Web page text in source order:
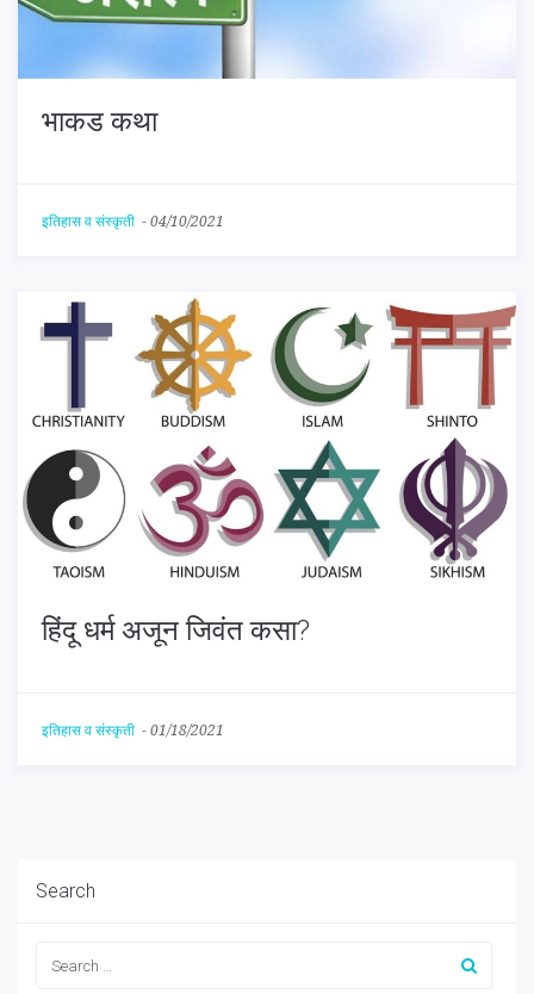
भाकड कथा
इतिहास व संस्कृती - 04/10/2021
हिंदू धर्म अजून जिवंत कसा?
इतिहास व संस्कृती - 01/18/2021
Search